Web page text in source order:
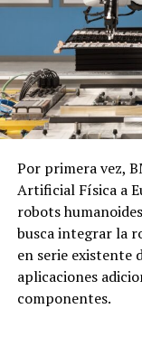
Por primera vez,
Artificial Física a
robots
busca integrar la
en serie existente
aplicaciones
componentes.